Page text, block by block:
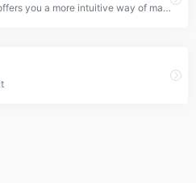
Friendly user interface offers you a more intuitive way of making marks.